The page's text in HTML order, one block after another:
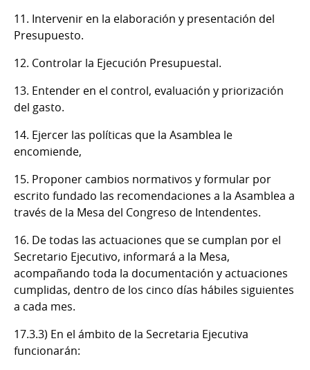
11. Intervenir en la elaboración y presentación del
Presupuesto.
12. Controlar la Ejecución Presupuestal.
13. Entender en el control, evaluación y priorización
del gasto.
14. Ejercer las políticas que la Asamblea le
encomiende,
15. Proponer cambios normativos y formular por
escrito fundado las recomendaciones a la Asamblea a
través de la Mesa del Congreso de Intendentes.
16. De todas las actuaciones que se cumplan por el
Secretario Ejecutivo, informará a la Mesa,
acompañando toda la documentación y actuaciones
cumplidas, dentro de los cinco días hábiles siguientes
a cada mes.
17.3.3) En el ámbito de la Secretaria Ejecutiva
funcionarán: